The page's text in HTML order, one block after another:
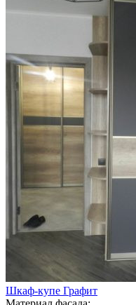
Шкаф-купе Графит